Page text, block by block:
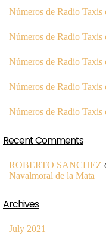
Números de Radio Taxis
Números de Radio Taxis
Números de Radio Taxis
Números de Radio Taxis
Números de Radio Taxis
Recent Comments
ROBERTO SANCHEZ
Navalmoral de la Mata
Archives
July 2021